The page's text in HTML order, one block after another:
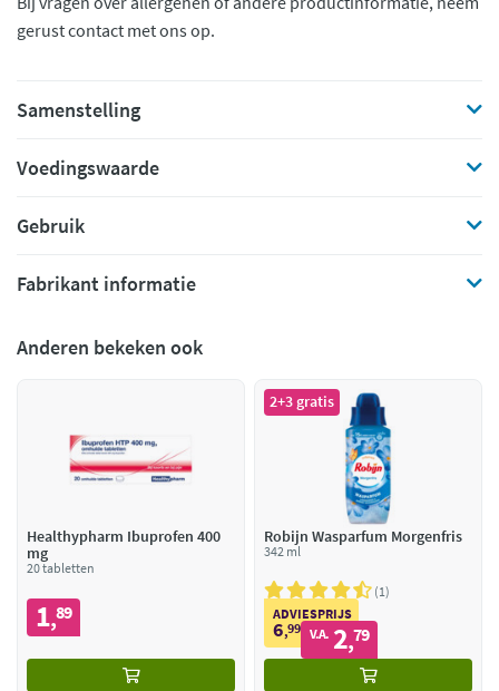
gerust contact met ons op.
Samenstelling
Voedingswaarde
Gebruik
Fabrikant informatie
Anderen bekeken ook
Healthypharm Ibuprofen 400
mg
20 tabletten
1,89
2+3 gratis
Robijn Wasparfum Morgenfris
342 ml
1
ADVIESPRIJS
6,99 V.A. 2,79